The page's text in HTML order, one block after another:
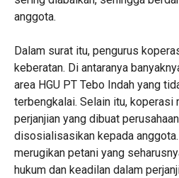
anggota.
Dalam surat itu, pengurus
keberatan. Di antaranya
area HGU PT Tebo Indah yang
terbengkalai. Selain itu, koperasi
perjanjian yang dibuat
disosialisasikan kepada
merugikan petani yang
hukum dan keadilan dalam